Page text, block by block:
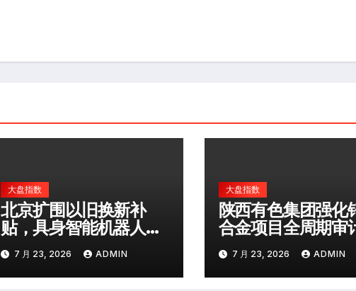
大盘指数
北京扩围以旧换新补
贴，具身智能机器人等
10类产品纳入
7 月 23, 2026 ADMIN
大盘指数
陕西有色集团强化
合金项目全周期审
督7 月 23, 2026 ADMIN